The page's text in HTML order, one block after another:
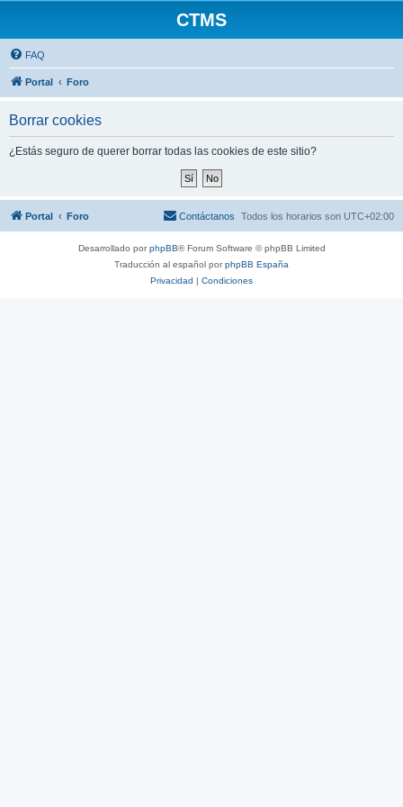
CTMS
FAQ
Portal Foro
Borrar cookies
¿Estás seguro de querer borrar todas las cookies de este sitio?
Portal Foro Todos los horarios son UTC+02:00
Contáctanos
Desarrollado porphpBB® Forum Software © phpBB Limited
Traducción al español porphpBB España
Privacidad | Condiciones